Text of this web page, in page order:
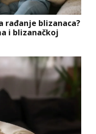
rađanje blizanaca?
i blizanačkoj